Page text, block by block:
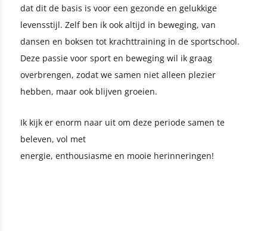
dat dit de basis is voor een gezonde en gelukkige
levensstijl. Zelf ben ik ook altijd in beweging, van
dansen en boksen tot krachttraining in de sportschool.
Deze passie voor sport en beweging wil ik graag
overbrengen, zodat we samen niet alleen plezier
hebben, maar ook blijven groeien.
Ik kijk er enorm naar uit om deze periode samen te
beleven, vol met
energie, enthousiasme en mooie herinneringen!